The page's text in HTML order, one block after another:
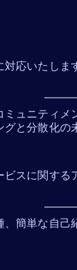
対応いたしま
ュニティメ
と分散化の
ビスに関する
簡単な自己